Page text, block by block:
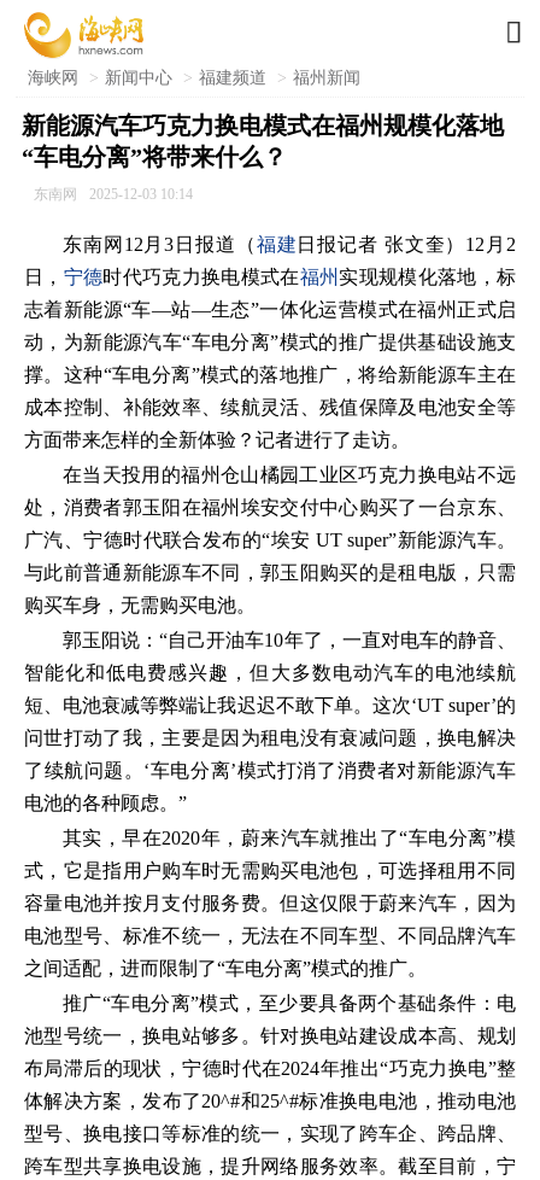

海峡网 > 新闻中心 > 福建频道 > 福州新闻
新能源汽车巧克力换电模式在福州规模化落地
“车电分离”将带来什么？
东南网 2025-12-03 10:14
东南网12月3日报道（福建 日报记者 张文奎） 12月2
日， 宁德时代巧克力换电模式在福州 实现规模化落地，标
志着新能源“车—站—生态”一体化运营模式在福州正式启
动，为新能源汽车“车电分离”模式的推广提供基础设施支
撑。这种“车电分离”模式的落地推广，将给新能源车主在
成本控制、补能效率、续航灵活、残值保障及电池安全等
方面带来怎样的全新体验？记者进行了走访。
在当天投用的福州仓山橘园工业区巧克力换电站不远
处，消费者郭玉阳在福州埃安交付中心购买了一台京东、
广汽、宁德时代联合发布的“埃安 UT super”新能源汽车。
与此前普通新能源车不同，郭玉阳购买的是租电版，只需
购买车身，无需购买电池。
郭玉阳说：“自己开油车10年了，一直对电车的静音、
智能化和低电费感兴趣，但大多数电动汽车的电池续航
短、电池衰减等弊端让我迟迟不敢下单。这次‘UT super’的
问世打动了我，主要是因为租电没有衰减问题，换电解决
了续航问题。‘车电分离’模式打消了消费者对新能源汽车
电池的各种顾虑。”
其实，早在2020年，蔚来汽车就推出了“车电分离”模
式，它是指用户购车时无需购买电池包，可选择租用不同
容量电池并按月支付服务费。但这仅限于蔚来汽车，因为
电池型号、标准不统一，无法在不同车型、不同品牌汽车
之间适配，进而限制了“车电分离”模式的推广。
推广“车电分离”模式，至少要具备两个基础条件：电
池型号统一，换电站够多。针对换电站建设成本高、规划
布局滞后的现状，宁德时代在2024年推出“巧克力换电”整
体解决方案，发布了20^#和25^#标准换电电池，推动电池
型号、换电接口等标准的统一，实现了跨车企、跨品牌、
跨车型共享换电设施，提升网络服务效率。截至目前，宁